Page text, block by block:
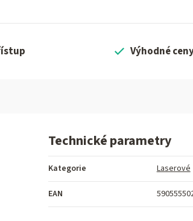
Výhodné
Technické parametry
Kategorie Laserové
EAN